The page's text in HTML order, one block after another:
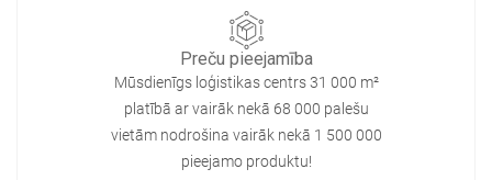
Preču pieejamība
Mūsdienīgs loģistikas centrs 31 000 m²
platībā ar vairāk nekā 68 000 palešu
vietām nodrošina vairāk nekā 1 500 000
pieejamo produktu!